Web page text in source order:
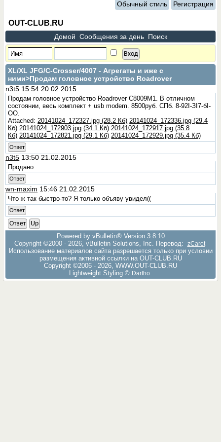
Обычный стиль Регистрация
OUT-CLUB.RU
Домой Сообщения за день Поиск
XL/XL JFG/C-Crosser/4007 - Агрегаты и иже с
ними>Продам головное устройство Roadrover
n3t5 15:54 20.02.2015
Продам головное устройство Roadrover C8009M1. В отличном
состоянии, весь комплект + usb modem. 8500руб. СПб. 8-92I-ЗI7-бI-
ОО.
Attached:20141024_172327.jpg (28.2 Кб) 20141024_172336.jpg (29.4
Кб) 20141024_172903.jpg (34.1 Кб) 20141024_172917.jpg (35.8
Кб) 20141024_172821.jpg (29.1 Кб) 20141024_172929.jpg (35.4 Кб)
Ответ
n3t5 13:50 21.02.2015
Продано
Ответ
wn-maxim 15:46 21.02.2015
Что ж так быстро-то? Я только объяву увидел((
Ответ
Ответ
Up
Powered by vBulletin® Version 3.8.10
Copyright ©2000 - 2026, vBulletin Solutions, Inc. Перевод:
zCarot
Использование материалов сайта разрешается только при условии
размещения активной ссылки на OUT-CLUB.RU
Copyright ©2006 - 2026, WWW.OUT-CLUB.RU
Lightweight Styling © Dartho